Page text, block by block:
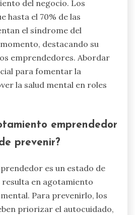
del negocio. Los
hasta el 70% de las
el síndrome del
destacando su
emprendedores. Abordar
para fomentar la
la salud mental en roles
emprendedor
prevenir?
es un estado de
en agotamiento
Para prevenirlo, los
priorizar el autocuidado,